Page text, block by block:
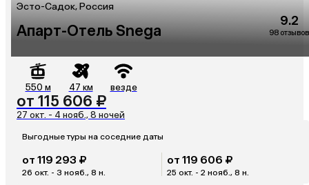
Эсто-Садок, Россия
Апарт-Отель Snega
9.2
98 отзывов
550 м 47 км везде
от 115 606 ₽
27 окт. - 4 нояб., 8 ночей
Выгодные туры на соседние даты
от 119 293 ₽
26 окт. - 3 нояб., 8 н.
от 119 606 ₽
25 окт. - 2 нояб., 8 н.